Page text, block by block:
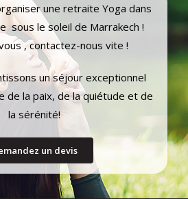
une retraite Yoga dans
sous le soleil de Marrakech !
, contactez-nous vite !
un séjour exceptionnel
de la paix, de la quiétude et de
la sérénité!
un devis